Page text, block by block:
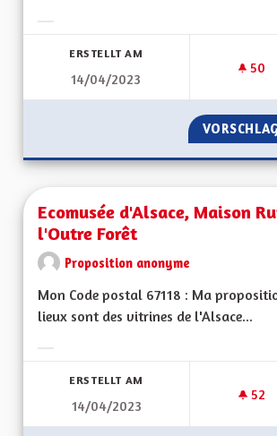
ERSTELLT AM
14/04/2023
50
Ecomusée d'Alsace, Maison
l'Outre Forêt
Proposition anonyme
Mon Code postal 67118 : Ma
lieux sont des vitrines de l'Alsace...
ERSTELLT AM
14/04/2023
52